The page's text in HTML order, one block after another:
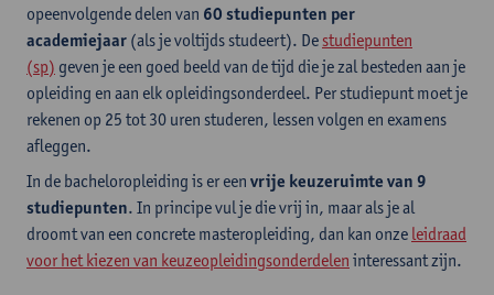
opeenvolgende delen van 60 studiepunten per
academiejaar (als je voltijds studeert). De studiepunten
(sp) geven je een goed beeld van de tijd die je zal besteden aan je
opleiding en aan elk opleidingsonderdeel. Per studiepunt moet je
rekenen op 25 tot 30 uren studeren, lessen volgen en examens
afleggen.
In de bacheloropleiding is er een vrije keuzeruimte van 9
studiepunten. In principe vul je die vrij in, maar als je al
droomt van een concrete masteropleiding, dan kan onze leidraad
voor het kiezen van keuzeopleidingsonderdelen interessant zijn.